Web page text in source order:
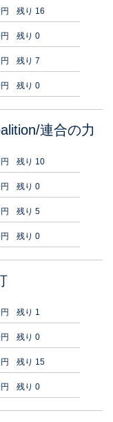
残り 16
残り 0
残り 7
残り 0
連合の力
残り 10
残り 0
残り 5
残り 0
残り 1
残り 0
残り 15
残り 0